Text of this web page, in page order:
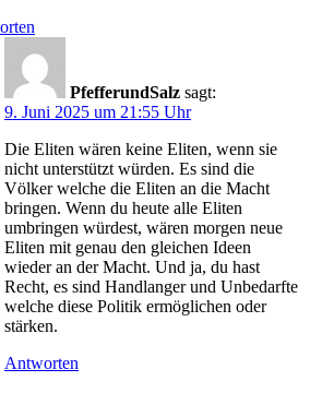
PfefferundSalz sagt:
9. Juni 2025 um 21:55 Uhr
Die Eliten wären keine Eliten, wenn sie
nicht unterstützt würden. Es sind die
Völker welche die Eliten an die Macht
bringen. Wenn du heute alle Eliten
umbringen würdest, wären morgen neue
Eliten mit genau den gleichen Ideen
wieder an der Macht. Und ja, du hast
Recht, es sind Handlanger und Unbedarfte
welche diese Politik ermöglichen oder
stärken.
Antworten